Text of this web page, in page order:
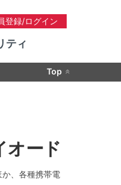
登録/ログイン
ティ
Top
オード
、各種携帯電